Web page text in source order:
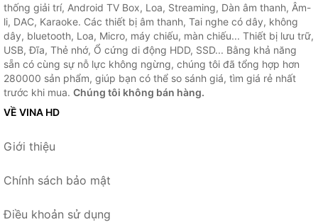
thống giải trí, Android TV Box, Loa, Streaming, Dàn âm thanh, Âm-
li, DAC, Karaoke. Các thiết bị âm thanh, Tai nghe có dây, không
dây, bluetooth, Loa, Micro, máy chiếu, màn chiếu... Thiết bị lưu trữ,
USB, Đĩa, Thẻ nhớ, Ổ cứng di động HDD, SSD... Bằng khả năng
sẵn có cùng sự nỗ lực không ngừng, chúng tôi đã tổng hợp hơn
280000 sản phẩm, giúp bạn có thể so sánh giá, tìm giá rẻ nhất
trước khi mua. Chúng tôi không bán hàng.
VỀ VINA HD
Giới thiệu
Chính sách bảo mật
Điều khoản sử dụng